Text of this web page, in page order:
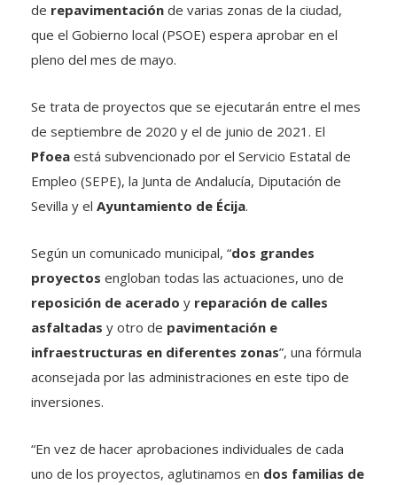
de repavimentación de varias zonas de la ciudad,
que el Gobierno local (PSOE) espera aprobar en el
pleno del mes de mayo.
Se trata de proyectos que se ejecutarán entre el mes
de septiembre de 2020 y el de junio de 2021. El
Pfoea está subvencionado por el Servicio Estatal de
Empleo (SEPE), la Junta de Andalucía, Diputación de
Sevilla y el Ayuntamiento de Écija.
Según un comunicado municipal, “dos grandes
proyectos engloban todas las actuaciones, uno de
reposición de acerado y reparación de calles
asfaltadas y otro de pavimentación e
infraestructuras en diferentes zonas”, una fórmula
aconsejada por las administraciones en este tipo de
inversiones.
“En vez de hacer aprobaciones individuales de cada
uno de los proyectos, aglutinamos en dos familias de